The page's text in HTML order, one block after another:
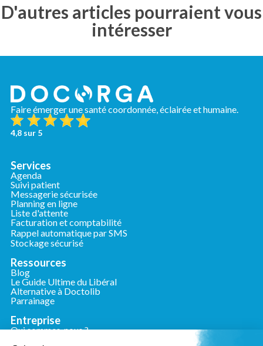
D'autres articles pourraient vous
intéresser
Faire émerger une santé coordonnée, éclairée et humaine.
4,8 sur 5
Services
Agenda
Suivi patient
Messagerie sécurisée
Planning en ligne
Liste d'attente
Facturation et comptabilité
Rappel automatique par SMS
Stockage sécurisé
Ressources
Blog
Le Guide Ultime du Libéral
Alternative à Doctolib
Parrainage
Entreprise
Qui sommes-nous ?